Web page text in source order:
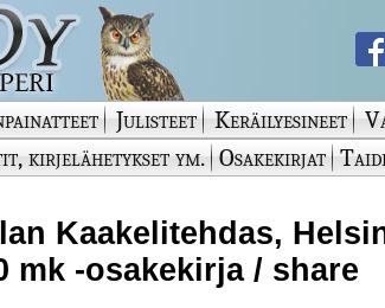
Julisteet Keräilyesineet
kirjelähetykset ym. Osakekirjat
Kaakelitehdas,
mk -osakekirja / share